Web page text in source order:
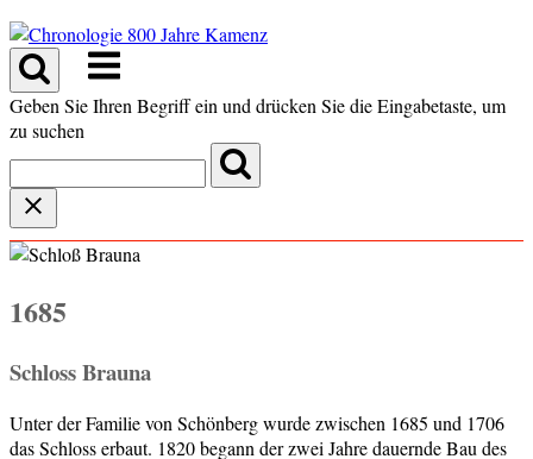
Skip
to
content
Menu
Geben Sie Ihren Begriff ein und drücken Sie die Eingabetaste, um
zu suchen
1685
Schloss Brauna
Unter der Familie von Schönberg wurde zwischen 1685 und 1706
das Schloss erbaut. 1820 begann der zwei Jahre dauernde Bau des